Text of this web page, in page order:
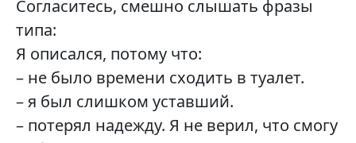
Согласитесь, смешно слышать фразы
типа:
Я описался, потому что:
– не было времени сходить в туалет.
– я был слишком уставший.
– потерял надежду. Я не верил, что смогу